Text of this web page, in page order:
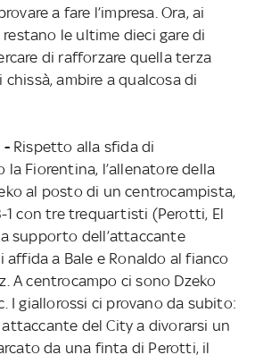
a fare l’impresa. Ora, ai
le ultime dieci gare di
di rafforzare quella terza
ambire a qualcosa di
- Rispetto alla sfida di
Fiorentina, l’allenatore della
al posto di un centrocampista,
con tre trequartisti (Perotti, El
a supporto dell’attaccante
affida a Bale e Ronaldo al fianco
A centrocampo ci sono Dzeko
I giallorossi ci provano da subito:
attaccante del City a divorarsi un
da una finta di Perotti, il